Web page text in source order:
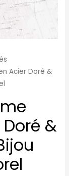
Acier Doré &
&